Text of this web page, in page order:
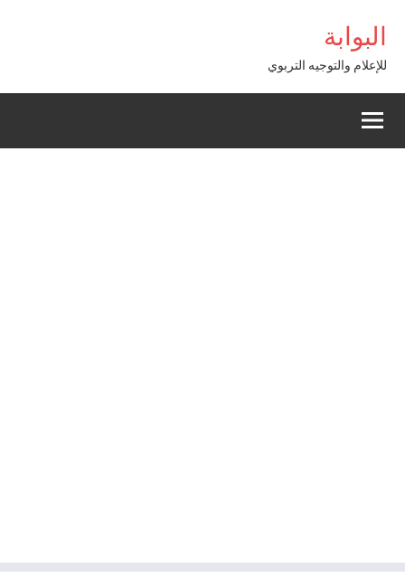
contenu
البوابة
للإعلام والتوجيه التربوي